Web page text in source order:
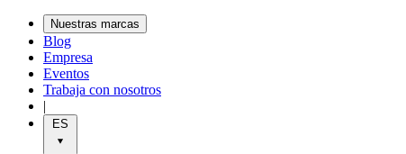
Nuestras marcas
Blog
Empresa
Eventos
Trabaja con nosotros
|
ES